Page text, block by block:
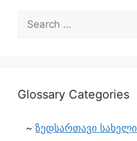
Glossary Categories
ზედსართავი სახელი